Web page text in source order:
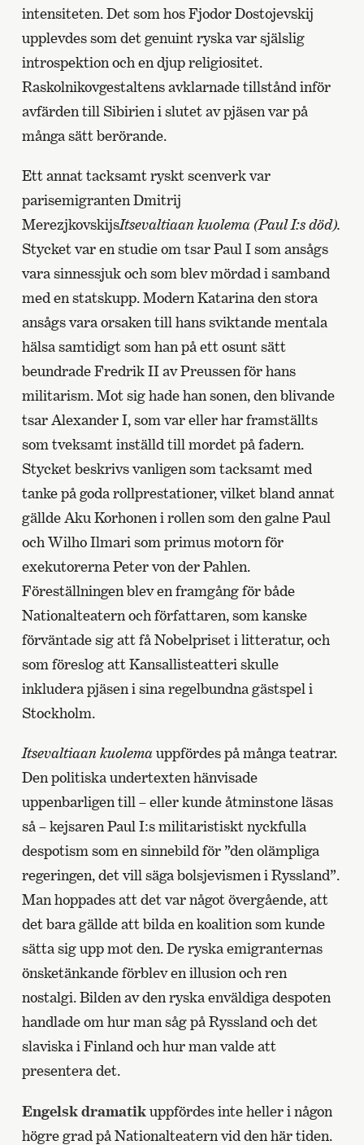
intensiteten. Det som hos Fjodor Dostojevskij
upplevdes som det genuint ryska var själslig
introspektion och en djup religiositet.
Raskolnikovgestaltens avklarnade tillstånd inför
avfärden till Sibirien i slutet av pjäsen var på
många sätt berörande.
Ett annat tacksamt ryskt scenverk var
parisemigranten Dmitrij
MerezjkovskijsItsevaltiaan kuolema (Paul I:s död).
Stycket var en studie om tsar Paul I som ansågs
vara sinnessjuk och som blev mördad i samband
med en statskupp. Modern Katarina den stora
ansågs vara orsaken till hans sviktande mentala
hälsa samtidigt som han på ett osunt sätt
beundrade Fredrik II av Preussen för hans
militarism. Mot sig hade han sonen, den blivande
tsar Alexander I, som var eller har framställts
som tveksamt inställd till mordet på fadern.
Stycket beskrivs vanligen som tacksamt med
tanke på goda rollprestationer, vilket bland annat
gällde Aku Korhonen i rollen som den galne Paul
och Wilho Ilmari som primus motorn för
exekutorerna Peter von der Pahlen.
Föreställningen blev en framgång för både
Nationalteatern och författaren, som kanske
förväntade sig att få Nobelpriset i litteratur, och
som föreslog att Kansallisteatteri skulle
inkludera pjäsen i sina regelbundna gästspel i
Stockholm.
Itsevaltiaan kuolemauppfördes på många teatrar.
Den politiska undertexten hänvisade
uppenbarligen till – eller kunde åtminstone läsas
så – kejsaren Paul I:s militaristiskt nyckfulla
despotism som en sinnebild för ”den olämpliga
regeringen, det vill säga bolsjevismen i Ryssland”.
Man hoppades att det var något övergående, att
det bara gällde att bilda en koalition som kunde
sätta sig upp mot den. De ryska emigranternas
önsketänkande förblev en illusion och ren
nostalgi. Bilden av den ryska enväldiga despoten
handlade om hur man såg på Ryssland och det
slaviska i Finland och hur man valde att
presentera det.
Engelsk dramatikuppfördes inte heller i någon
högre grad på Nationalteatern vid den här tiden.